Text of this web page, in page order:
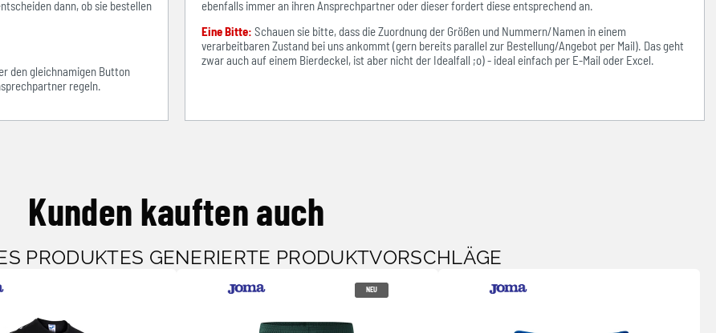
dann, ob sie bestellen
den gleichnamigen Button
regeln.
ebenfalls immer an ihren Ansprechpartner oder dieser fordert diese entsprechend an.
Eine Bitte: Schauen sie bitte, dass die Zuordnung der Größen und Nummern/Namen in einem
verarbeitbaren Zustand bei uns ankommt (gern bereits parallel zur Bestellung/Angebot per Mail). Das geht
zwar auch auf einem Bierdeckel, ist aber nicht der Idealfall ;o) - ideal einfach per E-Mail oder Excel.
Kunden kauften auch
PRODUKTES GENERIERTE PRODUKTVORSCHLÄGE
NEU